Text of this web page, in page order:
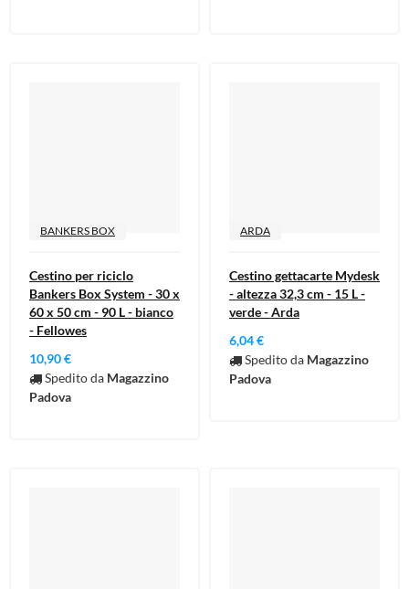
BANKERS BOX
Cestino per riciclo
Bankers Box System - 30 x
60 x 50 cm - 90 L - bianco
- Fellowes
10,90 €
Spedito da Magazzino
Padova
ARDA
Cestino gettacarte Mydesk
- altezza 32,3 cm - 15 L -
verde - Arda
6,04 €
Spedito da Magazzino
Padova